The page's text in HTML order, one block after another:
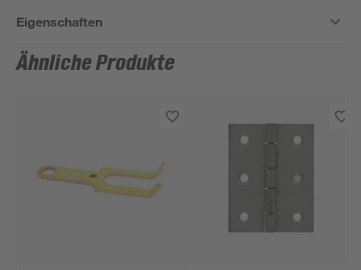
Eigenschaften
Ähnliche Produkte